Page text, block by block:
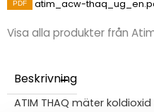
atim_acw-
Visa alla produkter från
Beskrivning
ATIM THAQ mäter